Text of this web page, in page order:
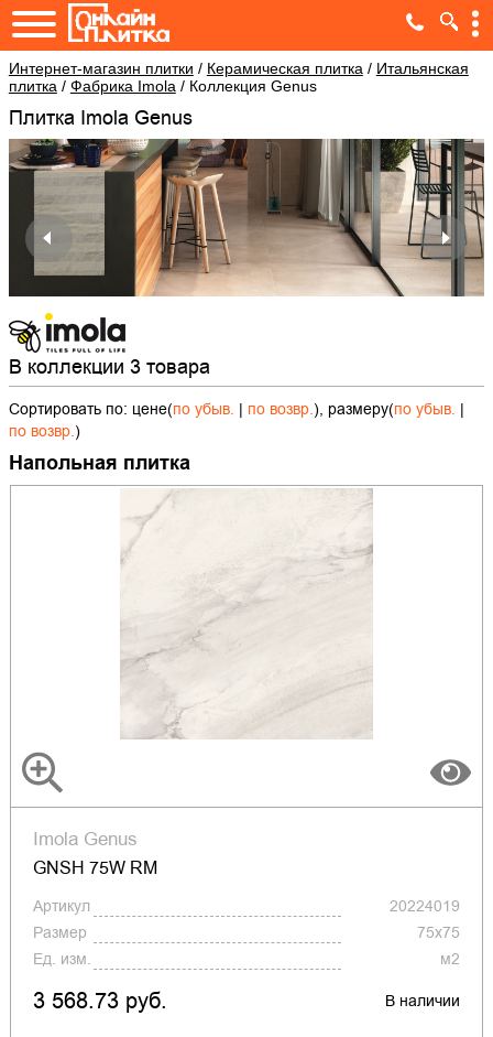
Интернет-магазин плитки / Керамическая плитка / Итальянская
плитка / Фабрика Imola / Коллекция Genus
Плитка Imola Genus
В коллекции 3 товара
Сортировать по: цене(по убыв. | по возвр.), размеру(по убыв. |
по возвр.)
Напольная плитка
Imola Genus
GNSH 75W RM
Артикул
20224019
Размер
75x75
Ед. изм.
м2
3 568.73 руб. В наличии